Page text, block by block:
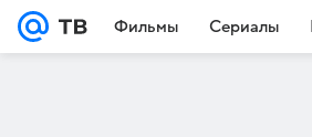
Фильмы Сериалы